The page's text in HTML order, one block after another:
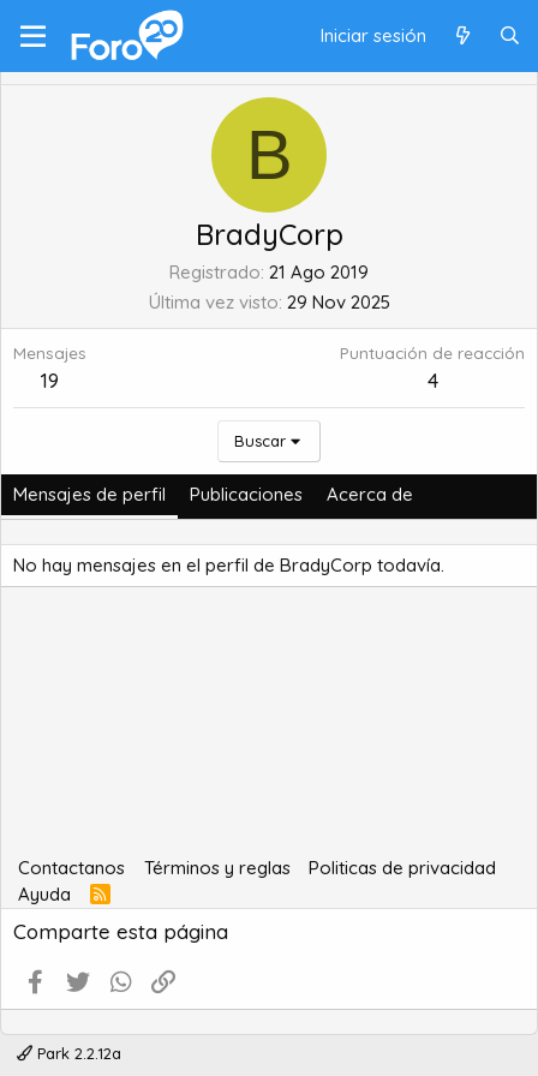
Iniciar sesión
B
BradyCorp
Registrado 21 Ago 2019
Última vez visto 29 Nov 2025
Mensajes
19
Puntuación de reacción
4
Buscar
Mensajes de perfil Publicaciones Acerca de
No hay mensajes en el perfil de BradyCorp todavía.
Contactanos Términos y reglas
Politicas de privacidad
Ayuda
R
S
S
Comparte esta página
Facebook
Twitter WhatsApp
Park 2.2.12a